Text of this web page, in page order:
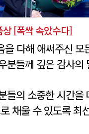
[폭싹 속았수다]
을 다해 애써주신 모
분들께 깊은 감사의
들의 소중한 시간을
채울 수 있도록 최